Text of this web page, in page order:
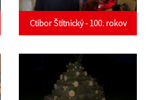
Ctibor Štítnický - 100. rokov